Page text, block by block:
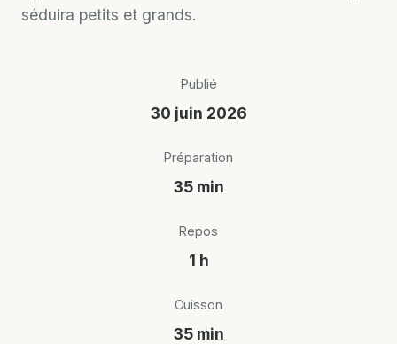
séduira petits et grands.
Publié
30 juin 2026
Préparation
35 min
Repos
1 h
Cuisson
35 min